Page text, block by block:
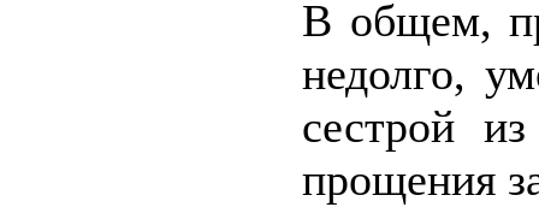
В общем,
недолго,
сестрой
прощения